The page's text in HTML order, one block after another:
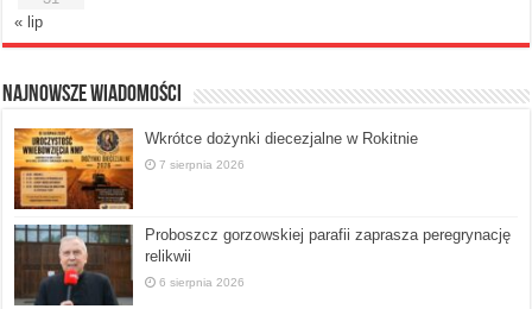
« lip
Najnowsze Wiadomości
Wkrótce dożynki diecezjalne w Rokitnie
7 sierpnia 2026
Proboszcz gorzowskiej parafii zaprasza peregrynację
relikwii
6 sierpnia 2026